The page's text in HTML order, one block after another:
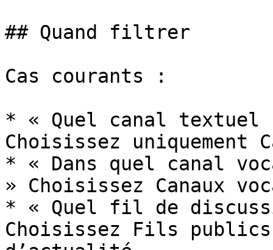
## Quand filtrer
Cas courants :
* « Quel canal textuel
Choisissez uniquement
* « Dans quel canal
» Choisissez Canaux
* « Quel fil de
Choisissez Fils